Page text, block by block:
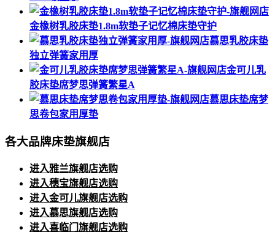
金橡树乳胶床垫1.8m软垫子记忆棉床垫守护
慕思乳胶床垫
独立弹簧家用厚
金可儿乳
胶床垫席梦思弹簧繁星A
慕思床垫席梦
思卷包家用厚垫
各大品牌床垫旗舰店
进入雅兰旗舰店选购
进入穗宝旗舰店选购
进入金可儿旗舰店选购
进入慕思旗舰店选购
进入喜临门旗舰店选购